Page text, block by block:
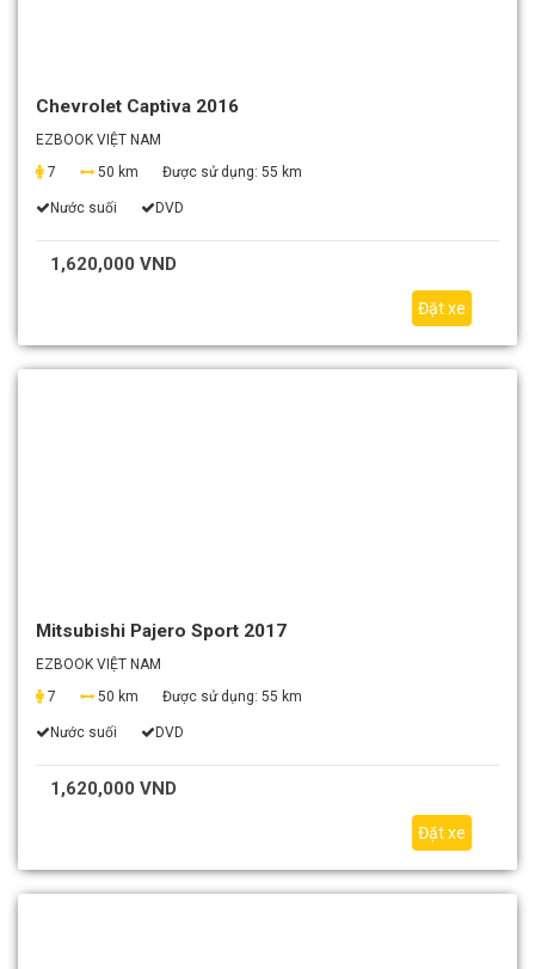
Chevrolet Captiva 2016
EZBOOK VIỆT NAM
7
50 km Được sử dụng: 55 km
Nước suối DVD
1,620,000 VND
Đặt xe
Mitsubishi Pajero Sport 2017
EZBOOK VIỆT NAM
7
50 km Được sử dụng: 55 km
Nước suối DVD
1,620,000 VND
Đặt xe